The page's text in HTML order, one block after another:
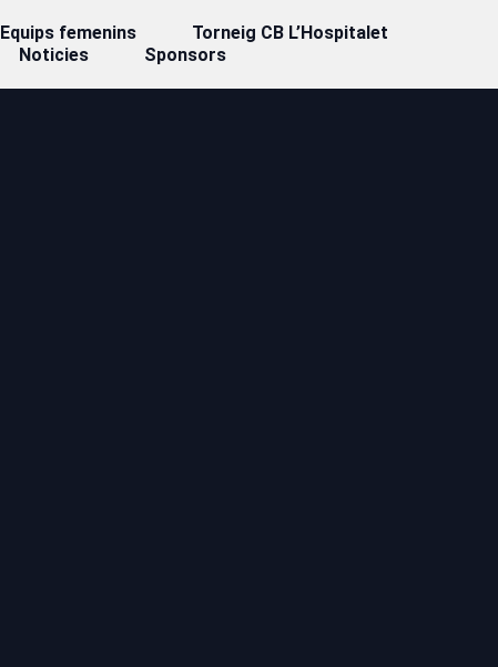
Equips femenins
Torneig CB L’Hospitalet
Noticies
Sponsors